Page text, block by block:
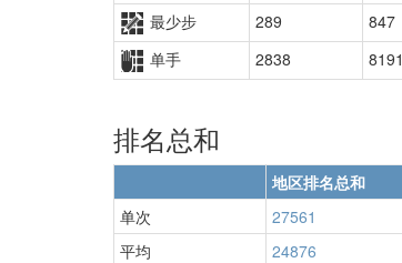
最少步
289 847
单手
2838 8191
排名总和
地区排名总和
单次
27561
平均
24876